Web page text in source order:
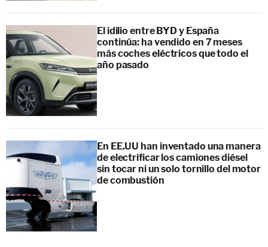
El idilio entre BYD y España
continúa: ha vendido en 7 meses
más coches eléctricos que todo el
año pasado
En EE.UU han inventado una manera
de electrificar los camiones diésel
sin tocar ni un solo tornillo del motor
de combustión